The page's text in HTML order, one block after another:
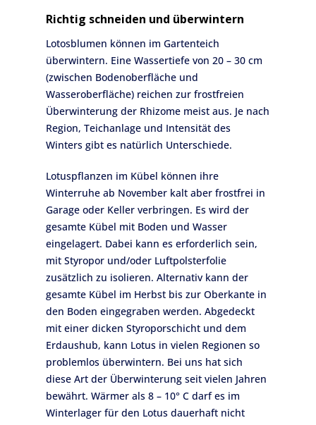
Richtig schneiden und überwintern
Lotosblumen können im Gartenteich
überwintern. Eine Wassertiefe von 20 – 30 cm
(zwischen Bodenoberfläche und
Wasseroberfläche) reichen zur frostfreien
Überwinterung der Rhizome meist aus. Je nach
Region, Teichanlage und Intensität des
Winters gibt es natürlich Unterschiede.
Lotuspflanzen im Kübel können ihre
Winterruhe ab November kalt aber frostfrei in
Garage oder Keller verbringen. Es wird der
gesamte Kübel mit Boden und Wasser
eingelagert. Dabei kann es erforderlich sein,
mit Styropor und/oder Luftpolsterfolie
zusätzlich zu isolieren. Alternativ kann der
gesamte Kübel im Herbst bis zur Oberkante in
den Boden eingegraben werden. Abgedeckt
mit einer dicken Styroporschicht und dem
Erdaushub, kann Lotus in vielen Regionen so
problemlos überwintern. Bei uns hat sich
diese Art der Überwinterung seit vielen Jahren
bewährt. Wärmer als 8 – 10° C darf es im
Winterlager für den Lotus dauerhaft nicht